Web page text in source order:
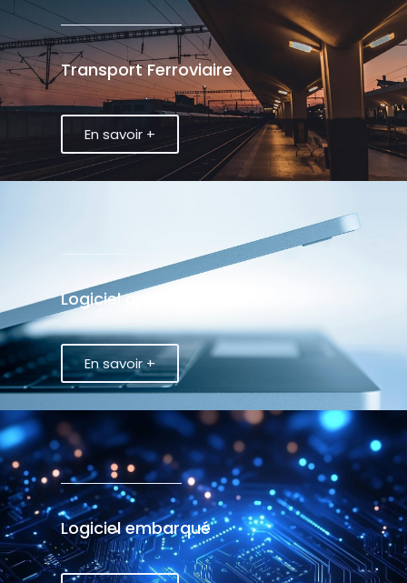
Transport Ferroviaire
En savoir +
Logiciel applicatif
En savoir +
Logiciel embarqué